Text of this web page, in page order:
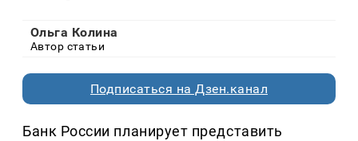
Ольга Колина
Автор статьи
Подписаться на Дзен.канал
Банк России планирует представить